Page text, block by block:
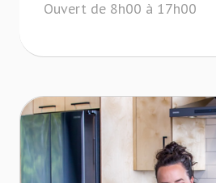
Ouvert de 8h00 à 17h00